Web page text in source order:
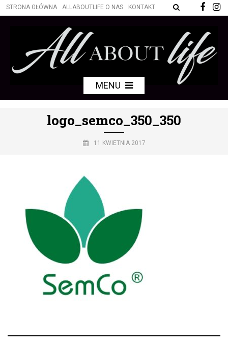
STRONA GŁÓWNA ALLABOUTLIFE O NAS KONTAKT
MENU
logo_semco_350_350
11 KWIETNIA 2017